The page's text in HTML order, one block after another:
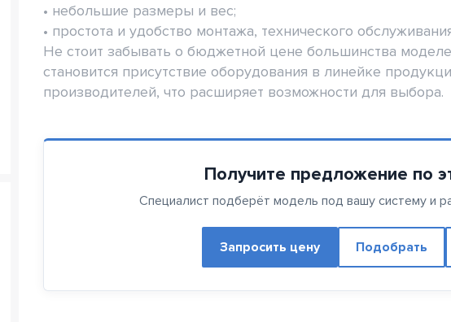
• небольшие размеры и вес;
• простота и удобство монтажа, технического
Не стоит забывать о бюджетной цене большинства
становится присутствие оборудования в линейке
производителей, что расширяет возможности для выбора.
Получите предложение по
Специалист подберёт модель под вашу систему и
Запросить цену Подобрать